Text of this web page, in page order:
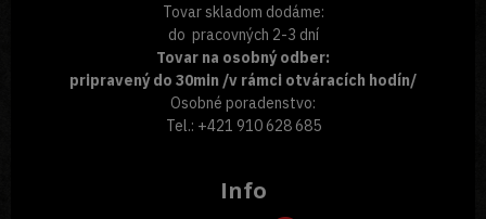
Tovar skladom dodáme:
do pracovných 2-3 dní
Tovar na osobný odber:
pripravený do 30min /v rámci otváracích hodín/
Osobné poradenstvo:
Tel.: +421 910 628 685
Info